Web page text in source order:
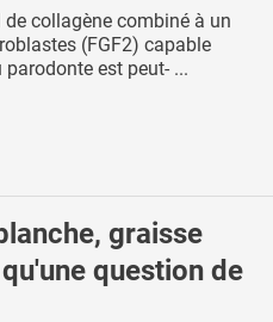
collagène combiné à un
(FGF2) capable
est peut- ...
graisse
question de